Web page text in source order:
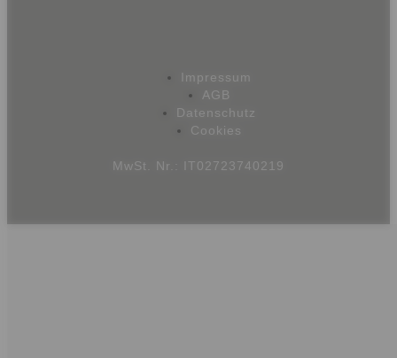
Impressum
AGB
Datenschutz
Cookies
MwSt. Nr.: IT02723740219